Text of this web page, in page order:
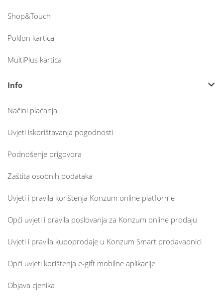
Shop&Touch
Poklon kartica
MultiPlus kartica
Info
Načini plaćanja
Uvjeti iskorištavanja pogodnosti
Podnošenje prigovora
Zaštita osobnih podataka
Uvjeti i pravila korištenja Konzum online platforme
Opći uvjeti i pravila poslovanja za Konzum online prodaju
Uvjeti i pravila kupoprodaje u Konzum Smart prodavaonici
Opći uvjeti korištenja e-gift mobilne aplikacije
Objava cjenika